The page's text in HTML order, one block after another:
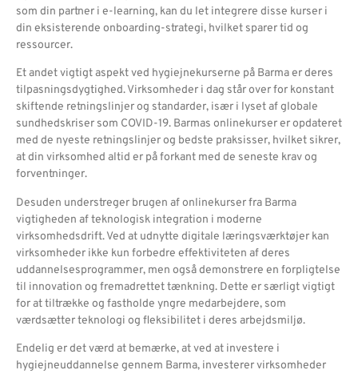
som din partner i e-learning, kan du let integrere disse kurser i
din eksisterende onboarding-strategi, hvilket sparer tid og
ressourcer.
Et andet vigtigt aspekt ved hygiejnekurserne på Barma er deres
tilpasningsdygtighed. Virksomheder i dag står over for konstant
skiftende retningslinjer og standarder, især i lyset af globale
sundhedskriser som COVID-19. Barmas onlinekurser er opdateret
med de nyeste retningslinjer og bedste praksisser, hvilket sikrer,
at din virksomhed altid er på forkant med de seneste krav og
forventninger.
Desuden understreger brugen af onlinekurser fra Barma
vigtigheden af teknologisk integration i moderne
virksomhedsdrift. Ved at udnytte digitale læringsværktøjer kan
virksomheder ikke kun forbedre effektiviteten af deres
uddannelsesprogrammer, men også demonstrere en forpligtelse
til innovation og fremadrettet tænkning. Dette er særligt vigtigt
for at tiltrække og fastholde yngre medarbejdere, som
værdsætter teknologi og fleksibilitet i deres arbejdsmiljø.
Endelig er det værd at bemærke, at ved at investere i
hygiejneuddannelse gennem Barma, investerer virksomheder